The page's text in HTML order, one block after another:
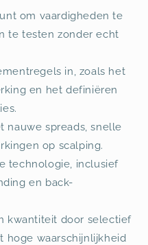
om vaardigheden te
te testen zonder echt
in, zoals het
en het definiëren
nauwe spreads, snelle
op scalping.
technologie, inclusief
en back-
kwantiteit door selectief
hoge waarschijnlijkheid